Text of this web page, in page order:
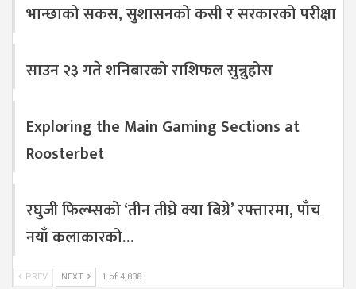
भान्छाको सकस, सुशासनको कसी र सरकारको परीक्षा
साउन २३ गते शनिबारको राशिफल सुन्नुहोस
Exploring the Main Gaming Sections at
Roosterbet
रघुजी फिल्म्सको ‘तीन तीघ्रे क्या बिग्रे’ रफ्तारमा, पाँच
नयाँ कलाकारको…
PREV NEXT 1 of 4,838